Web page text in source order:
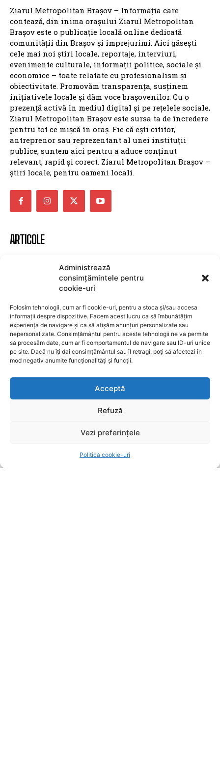
Administrează
consimțămintele pentru
cookie-uri
Folosim tehnologii, cum ar fi cookie-uri, pentru a stoca și/sau accesa
informații despre dispozitive. Facem acest lucru ca să îmbunătățim
experiența de navigare și ca să afișăm anunțuri personalizate sau
nepersonalizate. Consimțământul pentru aceste tehnologii ne va permite
să procesăm date, cum ar fi comportamentul de navigare sau ID-uri unice
pe site. Dacă nu îți dai consimțământul sau îl retragi, poți să afectezi în
mod negativ anumite funcționalități și funcții.
Acceptă
Refuză
Vezi preferințele
Politică cookie-uri
Ziarul Metropolitan Brașov – Informația care
contează, din inima orașului Ziarul Metropolitan
Brașov este o publicație locală online dedicată
comunității din Brașov și împrejurimi. Aici găsești
cele mai noi știri locale, reportaje, interviuri,
evenimente culturale, informații politice, sociale și
economice – toate relatate cu profesionalism și
obiectivitate. Promovăm transparența, susținem
inițiativele locale și dăm voce brașovenilor. Cu o
prezență activă în mediul digital și pe rețelele sociale,
Ziarul Metropolitan Brașov este sursa ta de încredere
pentru tot ce mișcă în oraș. Fie că ești cititor,
antreprenor sau reprezentant al unei instituții
publice, suntem aici pentru a aduce conținut
relevant, rapid și corect. Ziarul Metropolitan Brașov –
știri locale, pentru oameni locali.
ARTICOLE
definitivă pentru problema de la Cernavodă,
eliminând riscul secetei
Ministerul Finanțelor: Măsurile fiscale
implementate mai rapid decât se aștepta,
conform Moody’s
POLITICA 8 august 2026
reconfirmarea ratingului României de către
Moody’s